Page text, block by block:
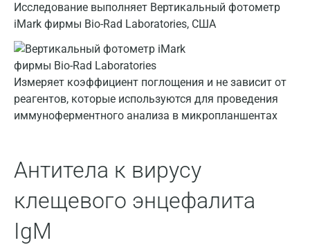
Исследование выполняет Вертикальный фотометр
iMark фирмы Bio-Rad Laboratories, США
Измеряет коэффициент поглощения и не зависит от
реагентов, которые используются для проведения
иммуноферментного анализа в микропланшентах
Антитела к вирусу
клещевого энцефалита
IgM
Барнаул
Брянск
Великий Новгород
Видное
Владимир
Волжский